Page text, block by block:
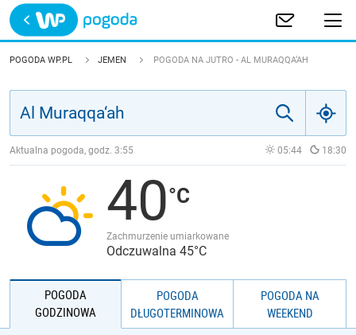
Trwa ładowanie
POLSKA
POGODA WP.PL JEMEN POGODA NA JUTRO - AL MURAQQA‘AH
Aktualna pogoda, godz. 3:55 05:44 18:30
40
Zachmurzenie umiarkowane
Odczuwalna 45°C
POGODA
GODZINOWA
POGODA
DŁUGOTERMINOWA
POGODA NA
WEEKEND